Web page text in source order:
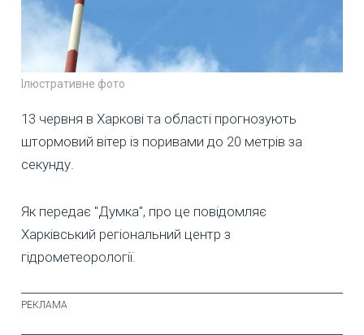
Ілюстративне фото
13 червня в Харкові та області прогнозують
штормовий вітер із поривами до 20 метрів за
секунду.
Як передає "Думка", про це повідомляє
Харківський регіональний центр з
гідрометеорології.